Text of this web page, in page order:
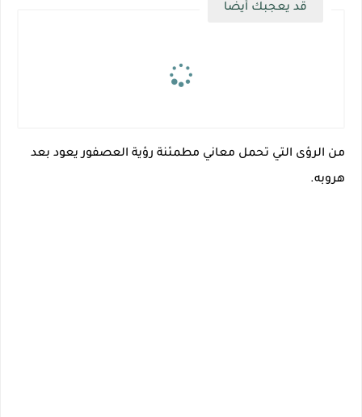
قد يعجبك أيضا
من الرؤى التي تحمل معاني مطمئنة رؤية العصفور يعود بعد
هروبه.